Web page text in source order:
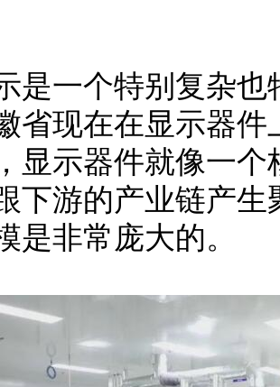
是一个特别复杂也
省现在在显示器件
显示器件就像一个
下游的产业链产
是非常庞大的。